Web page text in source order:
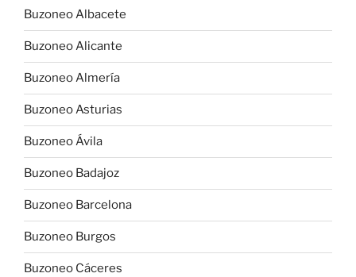
Buzoneo Albacete
Buzoneo Alicante
Buzoneo Almería
Buzoneo Asturias
Buzoneo Ávila
Buzoneo Badajoz
Buzoneo Barcelona
Buzoneo Burgos
Buzoneo Cáceres